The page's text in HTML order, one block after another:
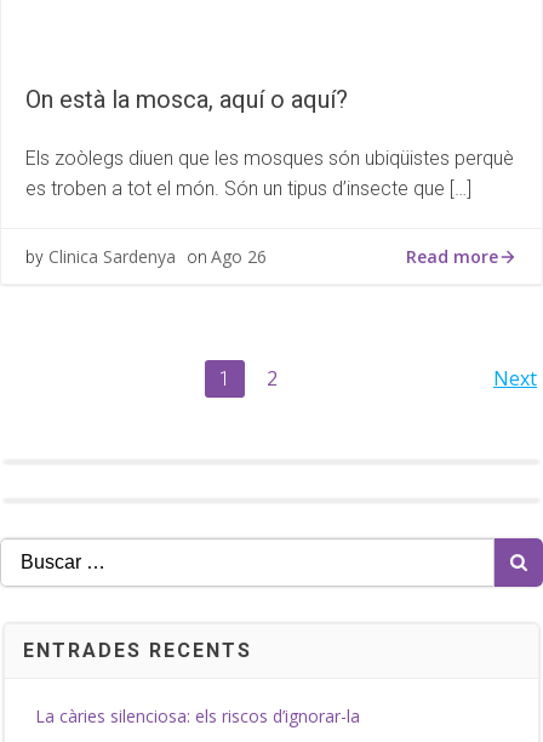
On està la mosca, aquí o aquí?
Els zoòlegs diuen que les mosques són ubiqüistes perquè
es troben a tot el món. Són un tipus d’insecte que […]
by Clinica Sardenya on Ago 26 Read more
Navegación
entradas
Página
1 Página
2 Next
Buscar:
ENTRADES RECENTS
La càries silenciosa: els riscos d’ignorar-la